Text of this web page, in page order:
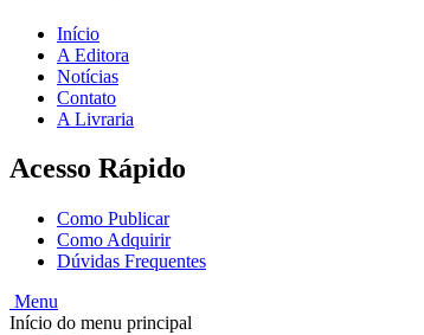
Início
A Editora
Notícias
Contato
A Livraria
Acesso Rápido
Como Publicar
Como Adquirir
Dúvidas Frequentes
Menu
Início do menu principal